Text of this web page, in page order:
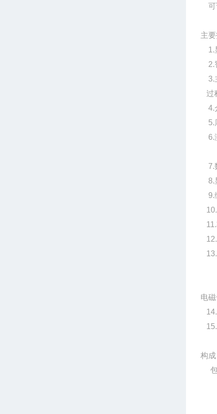
可
主
1.
2.
3.
过
4.
5.
6.
7.
8.
9.
11.
12.
电
14.
构
包